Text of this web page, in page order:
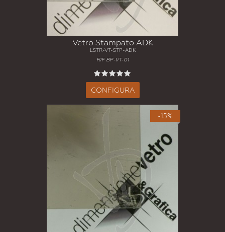
Vetro Stampato ADK
LSTR-VT-STP-ADK
RIF BP-VT-01
CONFIGURA
-15%